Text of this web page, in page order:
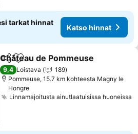
tarkat hinnat
Katso hinnat
Jaa Lisää suosikkeihin
Château de Pommeuse
9,4 Loistava
189
Pommeuse, 15.7 km kohteesta Magny le
Hongre
Linnamajoitusta ainutlaatuisissa huoneissa